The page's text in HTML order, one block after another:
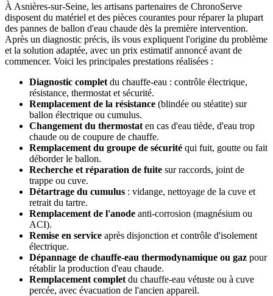
À Asnières-sur-Seine, les artisans partenaires de ChronoServe
disposent du matériel et des pièces courantes pour réparer la plupart
des pannes de ballon d'eau chaude dès la première intervention.
Après un diagnostic précis, ils vous expliquent l'origine du problème
et la solution adaptée, avec un prix estimatif annoncé avant de
commencer. Voici les principales prestations réalisées :
Diagnostic complet du chauffe-eau : contrôle électrique,
résistance, thermostat et sécurité.
Remplacement de la résistance (blindée ou stéatite) sur
ballon électrique ou cumulus.
Changement du thermostat en cas d'eau tiède, d'eau trop
chaude ou de coupure de chauffe.
Remplacement du groupe de sécurité qui fuit, goutte ou fait
déborder le ballon.
Recherche et réparation de fuite sur raccords, joint de
trappe ou cuve.
Détartrage du cumulus : vidange, nettoyage de la cuve et
retrait du tartre.
Remplacement de l'anode anti-corrosion (magnésium ou
ACI).
Remise en service après disjonction et contrôle d'isolement
électrique.
Dépannage de chauffe-eau thermodynamique ou gaz pour
rétablir la production d'eau chaude.
Remplacement complet du chauffe-eau vétuste ou à cuve
percée, avec évacuation de l'ancien appareil.